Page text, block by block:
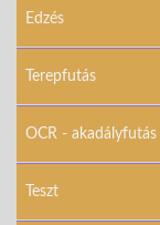
Edzés
Terepfutás
OCR - akadályfutás
Teszt